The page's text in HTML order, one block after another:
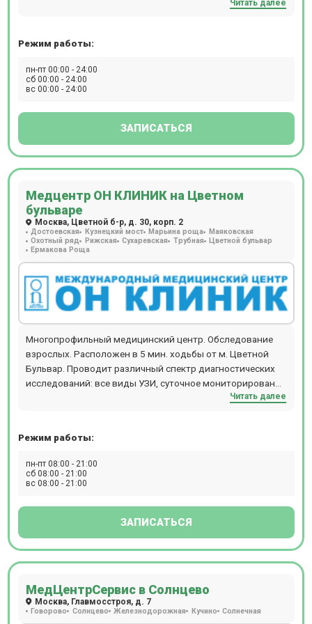
рассчитанные на определенные возрастные категории –
поликлиническое обслуживание, предлагаемое клиникой
семей: здесь получит помощь каждый, от мала до
велика.
Читать далее
Режим работы:
пн-пт 00:00 - 24:00
сб 00:00 - 24:00
вс 00:00 - 24:00
ЗАПИСАТЬСЯ
Медцентр ОН КЛИНИК на Цветном
бульваре
Москва, Цветной б-р, д. 30, корп. 2
Достоевская Кузнецкий мост Марьина роща Маяковская
Охотный ряд Рижская Сухаревская Трубная
Цветной бульвар
Ермакова Роща
Многопрофильный медицинский центр. Обследование
взрослых. Расположен в 5 мин. ходьбы от м. Цветной
Бульвар. Проводит различный спектр диагностических
исследований: все виды УЗИ, суточное мониторирование
АД+ЭКГ, суточное ЭКГ мониторирование (по Холтеру),
физической нагрузкой (велоэргометрия или тредмил-
цистоскопию, ЭФГДС и другие. Прием происходит по
предварительной записи.
Читать далее
Режим работы:
пн-пт 08:00 - 21:00
сб 08:00 - 21:00
вс 08:00 - 21:00
ЗАПИСАТЬСЯ
МедЦентрСервис в Солнцево
Москва, Главмосстроя, д. 7
Говорово Солнцево Железнодорожная Кучино Солнечная